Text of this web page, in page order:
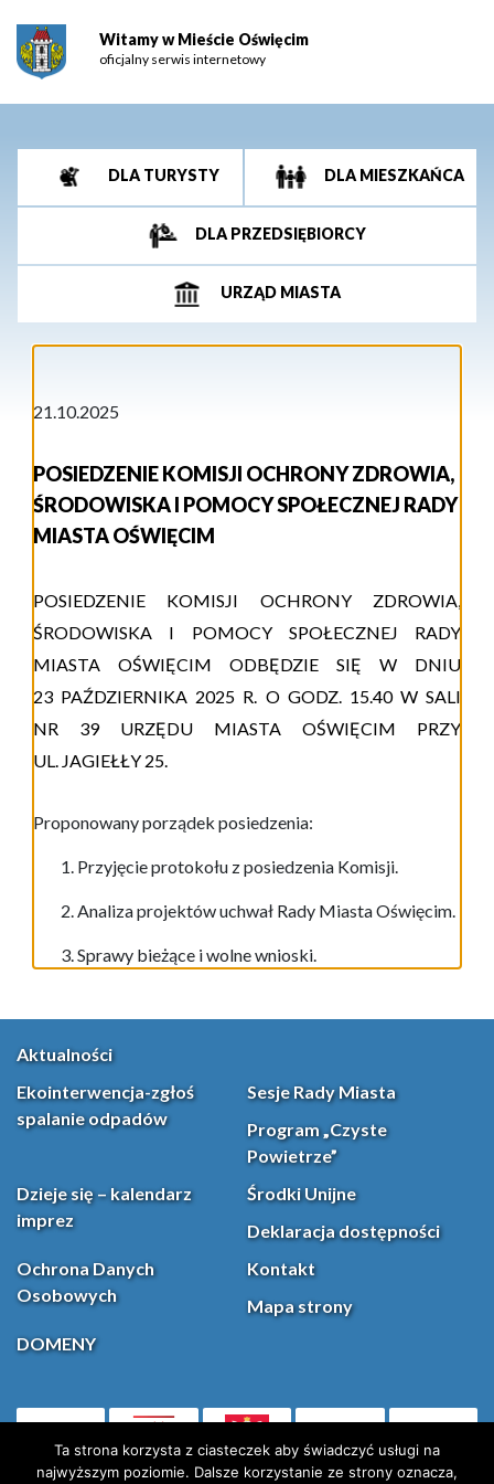
Witamy w Mieście Oświęcim
oficjalny serwis internetowy
DLA TURYSTY DLA MIESZKAŃCA
DLA PRZEDSIĘBIORCY
URZĄD MIASTA
21.10.2025
POSIEDZENIE KOMISJI OCHRONY ZDROWIA,
ŚRODOWISKA I POMOCY SPOŁECZNEJ RADY
MIASTA OŚWIĘCIM
POSIEDZENIE KOMISJI OCHRONY ZDROWIA,
ŚRODOWISKA I POMOCY SPOŁECZNEJ RADY
MIASTA OŚWIĘCIM ODBĘDZIE SIĘ W DNIU
23 PAŹDZIERNIKA 2025 R. O GODZ. 15.40 W SALI
NR 39URZĘDU MIASTA OŚWIĘCIM PRZY
UL. JAGIEŁŁY 25.
Proponowany porządek posiedzenia:
Przyjęcie protokołu z posiedzenia Komisji.
Analiza projektów uchwał Rady Miasta Oświęcim.
Sprawy bieżące i wolne wnioski.
Aktualności
Ekointerwencja-zgłoś
spalanie odpadów
Sesje Rady Miasta
Program „Czyste
Powietrze”
Dzieje się – kalendarz
imprez
Środki Unijne
Deklaracja dostępności
Ochrona Danych
Osobowych
Kontakt
Mapa strony
DOMENY
(otwiera się w nowej karcie)Facebook
Ta strona korzysta z ciasteczek aby świadczyć usługi na
najwyższym poziomie. Dalsze korzystanie ze strony oznacza,